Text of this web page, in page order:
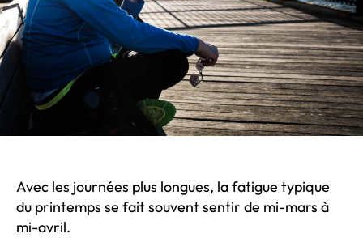
Avec les journées plus longues, la fatigue typique
du printemps se fait souvent sentir de mi-mars à
mi-avril.